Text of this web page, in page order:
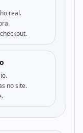
real.
no site.